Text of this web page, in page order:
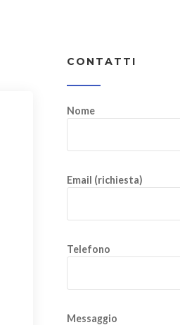
CONTATTI
Nome
Email (richiesta)
Telefono
Messaggio